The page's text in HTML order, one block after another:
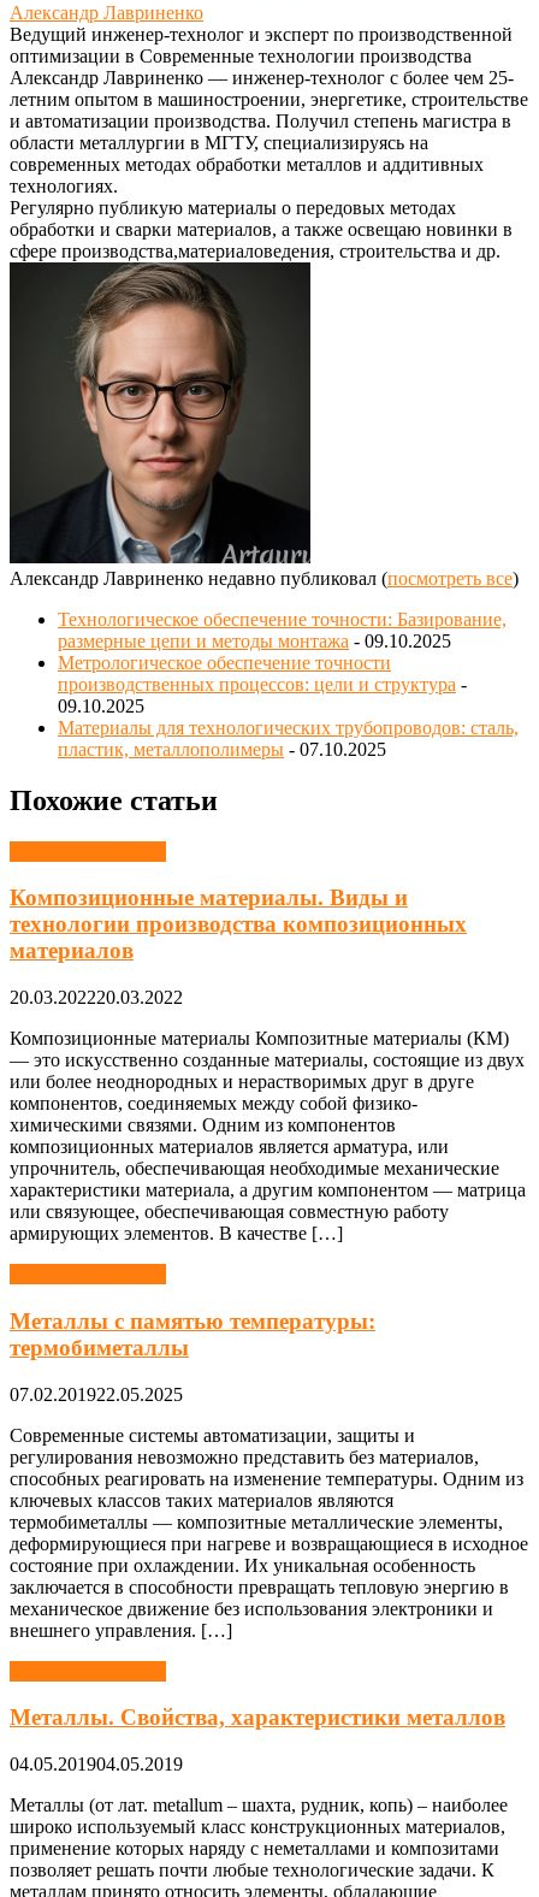
Александр Лавриненко
Ведущий инженер-технолог и эксперт по производственной
оптимизации в Современные технологии производства
Александр Лавриненко — инженер-технолог с более чем 25-
летним опытом в машиностроении, энергетике, строительстве
и автоматизации производства. Получил степень магистра в
области металлургии в МГТУ, специализируясь на
современных методах обработки металлов и аддитивных
технологиях.
Регулярно публикую материалы о передовых методах
обработки и сварки материалов, а также освещаю новинки в
сфере производства,материаловедения, строительства и др.
Александр Лавриненко недавно публиковал (посмотреть все)
Технологическое обеспечение точности: Базирование,
размерные цепи и методы монтажа - 09.10.2025
Метрологическое обеспечение точности
производственных процессов: цели и структура -
09.10.2025
Материалы для технологических трубопроводов: сталь,
пластик, металлополимеры - 07.10.2025
Похожие статьи
Композиционные материалы. Виды и
технологии производства композиционных
материалов
20.03.202220.03.2022
Композиционные материалы Композитные материалы (КМ)
— это искусственно созданные материалы, состоящие из двух
или более неоднородных и нерастворимых друг в друге
компонентов, соединяемых между собой физико-
химическими связями. Одним из компонентов
композиционных материалов является арматура, или
упрочнитель, обеспечивающая необходимые механические
характеристики материала, а другим компонентом — матрица
или связующее, обеспечивающая совместную работу
армирующих элементов. В качестве […]
Металлы с памятью температуры:
термобиметаллы
07.02.201922.05.2025
Современные системы автоматизации, защиты и
регулирования невозможно представить без материалов,
способных реагировать на изменение температуры. Одним из
ключевых классов таких материалов являются
термобиметаллы — композитные металлические элементы,
деформирующиеся при нагреве и возвращающиеся в исходное
состояние при охлаждении. Их уникальная особенность
заключается в способности превращать тепловую энергию в
механическое движение без использования электроники и
внешнего управления. […]
Металлы. Свойства, характеристики металлов
04.05.201904.05.2019
Металлы (от лат. metallum – шахта, рудник, копь) – наиболее
широко используемый класс конструкционных материалов,
применение которых наряду с неметаллами и композитами
позволяет решать почти любые технологические задачи. К
металлам принято относить элементы, обладающие